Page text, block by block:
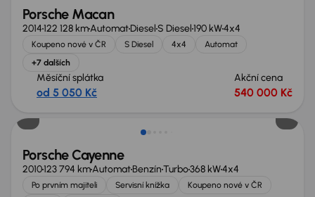
Porsche Macan
2014122 128 kmAutomatDieselS Diesel190 kW4x4
Koupeno nové v ČR S Diesel 4x4
Automat
+7 dalších
Měsíční splátka
od 5 050 Kč
Akční cena
540 000 Kč
Zlevněno o 70 000 Kč
Porsche Cayenne
2010123 794 kmAutomatBenzínTurbo368 kW4x4
Po prvním majiteli Servisní knížka
Koupeno nové v ČR